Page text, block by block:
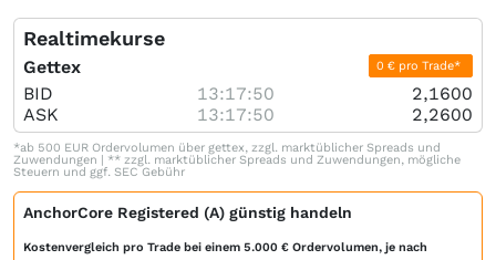
Realtimekurse
Gettex 0 € pro Trade*
BID 13:17:50
2,1600
ASK
13:17:50 2,2600
*ab 500 EUR Ordervolumen über gettex, zzgl. marktüblicher Spreads und
Zuwendungen | ** zzgl. marktüblicher Spreads und Zuwendungen, mögliche
Steuern und ggf. SEC Gebühr
AnchorCore Registered (A) günstig handeln
Kostenvergleich pro Trade bei einem 5.000 € Ordervolumen, je nach